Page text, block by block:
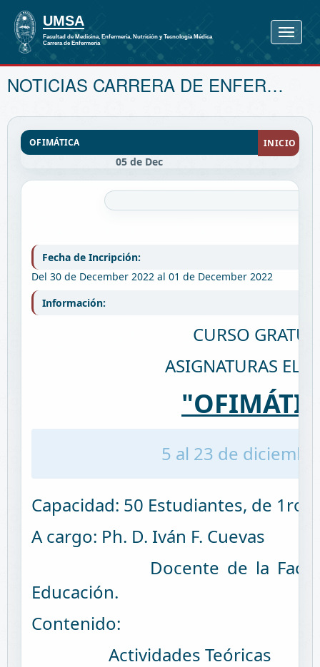
NOTICIAS CARRERA DE ENFERMERÍA
OFIMÁTICA INICIO
05 de Dec
Fecha de Incripción:
Del 30 de December 2022 al 01 de December 2022
Información:
CURSO
ASIGNATURAS
5 al 23 de
Capacidad: 50 Estudiantes, de 1ro
A cargo: Ph. D. Iván F. Cuevas
Docente de la Facultad
Educación.
Contenido:
Actividades Teóricas